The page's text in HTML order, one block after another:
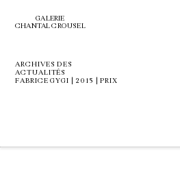
GALERIE
CHANTAL CROUSEL
ARCHIVES DES
ACTUALITÉS
FABRICE GYGI | 2015 | PRIX